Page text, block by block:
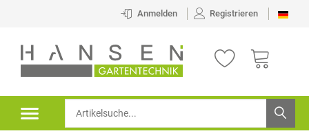
Anmelden Registrieren